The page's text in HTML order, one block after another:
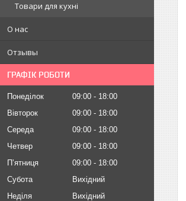
Товари для кухні
О нас
Отзывы
ГРАФІК РОБОТИ
Понеділок 09:00
18:00
Вівторок
09:00
18:00
Середа
09:00
18:00
Четвер
09:00
18:00
Пʼятниця
09:00
18:00
Субота
Вихідний
Неділя
Вихідний